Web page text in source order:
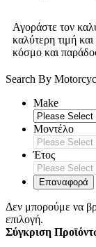
Αγοράστε τον
καλύτερη τιμή
κόσμο και
Search By
Make
Μοντέλο
Έτος
Επαναφορά
Δεν μπορούμε να
επιλογή.
Σύγκριση